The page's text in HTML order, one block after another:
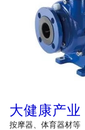
大健康产业
按摩器、体育器材等